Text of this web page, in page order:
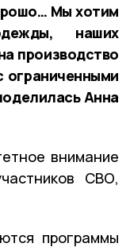
Мы хотим
наших
производство
Анна
внимание
СВО,
программы